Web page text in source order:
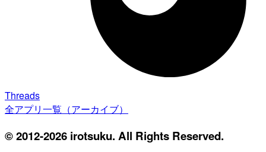
Threads
全アプリ一覧（アーカイブ）
© 2012-2026 irotsuku. All Rights Reserved.